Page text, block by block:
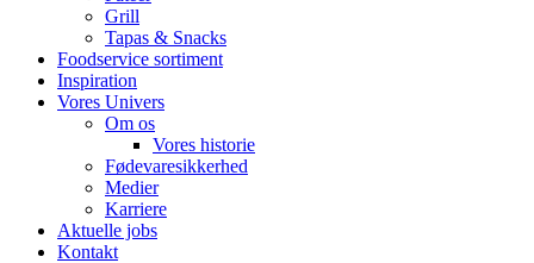
Grill
Tapas & Snacks
Foodservice sortiment
Inspiration
Vores Univers
Om os
Vores historie
Fødevaresikkerhed
Medier
Karriere
Aktuelle jobs
Kontakt